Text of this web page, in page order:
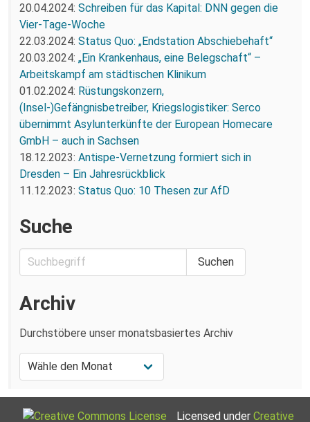
20.04.2024: Schreiben für das Kapital: DNN gegen die
Vier-Tage-Woche
22.03.2024: Status Quo: „Endstation Abschiebehaft“
20.03.2024: „Ein Krankenhaus, eine Belegschaft“ –
Arbeitskampf am städtischen Klinikum
01.02.2024: Rüstungskonzern,
(Insel-)Gefängnisbetreiber, Kriegslogistiker: Serco
übernimmt Asylunterkünfte der European Homecare
GmbH – auch in Sachsen
18.12.2023: Antispe-Vernetzung formiert sich in
Dresden – Ein Jahresrückblick
11.12.2023: Status Quo: 10 Thesen zur AfD
Suche
Archiv
Durchstöbere unser monatsbasiertes Archiv
Licensed under Creative